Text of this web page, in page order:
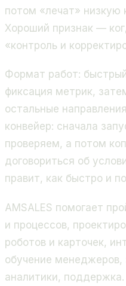
потом «лечат»
Хороший признак —
«контроль и
Формат работ:
фиксация метрик,
остальные
конвейер: сначала
проверяем, а потом
договориться об
правит, как быстро и
AMSALES помогает
и процессов,
роботов и карточек,
обучение менеджеров,
аналитики,